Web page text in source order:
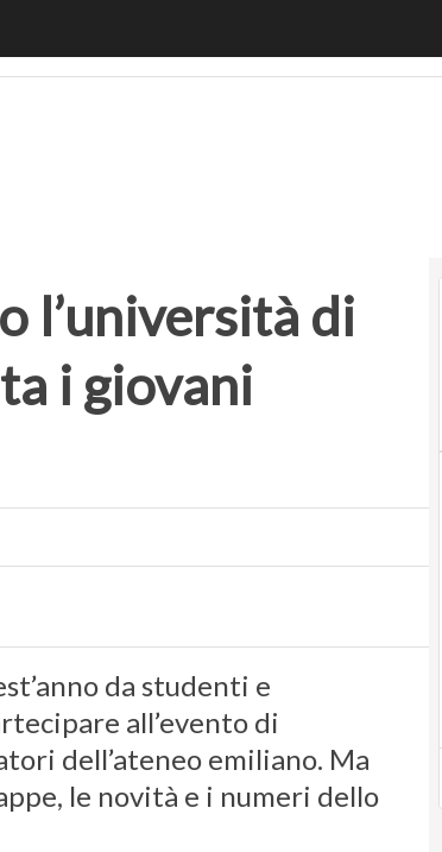
l’università di
i giovani
da studenti e
all’evento di
dell’ateneo emiliano. Ma
le novità e i numeri dello